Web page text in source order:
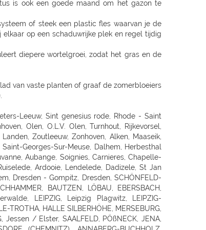
is ook een goede maand om het gazon te
of steek een plastic fles waarvan je de
op een schaduwrijke plek en regel tijdig
diepere wortelgroei, zodat het gras en de
van vaste planten of graaf de zomerbloeiers
TIENGEN, Klettgau, Wutöschingen-Schwerzen, München, MUENCHEN, MÜNCHEN 60 (OBERMENZING), Muenchen-Daglfing, UNTERHACHING, GERMERING, BUCHENDORF-GAUTING, GAUTING, OLCHING-GEISELBULLACH, Planegg-Martinsried, FÜRSTENFELDBRUCK, STARNBERG, WEILHEIM, PENZBERG, PEISSENBERG, MURNAU, WOLFRATSHAUSEN, BRUCKMÜHL, RAUBLING-PFRAUNDORF, STEPHANSKIRCHEN, TRAUNSTEIN, TRAUNREUT, FREILASSING, PIDING, WASSERBURG, BAD TOLZ, MIESBACH, LANDSHUT, DINGOLFING, VILSBIBURG, ECHING/WEIXERAU, PFARRKIRCHEN, SIMBACH, Dorfen, WALDKRAIBURG, BURGHAUSEN, DACHAU, PFAFFENHOFEN, FREISING, Moosburg, ECHING, ERDING, HAAR, POING, PARSDORF, KIRCHSEEON, Brunnthal, UNTERFÖHRING, KRUMBACH, STADTBERGEN, MERING, AICHACH-ECKNACH, DOUNAUWORTH, NEUBURG, WERTINGEN, NÖRDLINGEN, BUCHLOE, SCHWABMÜNCHEN, Klosterlechfeld, LANDSBERG AM LECH, Dießen am Ammersee, SCHONGAU, KEMPTEN, IMMENSTADT, KAUFBEUREN, MARKTOBERDORF, FUSSEN, MAUERSTETTEN, MEMMINGEN, MINDELHEIM, FRIEDRICHSHAFEN, Lindau, RAVENSBURG, WANGEN, Wilhelmsdorf, Grünkraut, Leutkirch, BAD SAULGAU, BIBERACH, Pfullendorf, Überlingen, MARKDORF, LANGENAU-ALBECK, NEU-ULM, ILLERTISSEN, WEISSENHORN, GÜNZBURG, JETTINGEN-SCHEPPACH, DILLINGEN, EHINGEN, Munderkingen, NÜRNBERG, ECKENTAL, ROTHENBACH, SCHWARZENBRUCK, PUSCHENDORF, FÜRTH, ERLANGEN, SCHWABACH, Roth, GREDING, LAUF AN DER PEGNITZ, Hersbruck, HOHENSTADT/POMMELSB., PEGNITZ, FORCHHEIM, HOCHSTADT/AISCH, Hemhofen, BAD WINDSHEIM, DIESPECK, ANSBACH, ROTHENBURG, DINKELSBÜHL, NEUENDETTELSAU, GUNZENHAUSEN, WEISSENBURG, AMBERG, SULZBACH-ROSENBERG, NEUMARKT, SCHWANDORF, OBERFICHTACH, WEIDEN, PRESSATH, BURGLENGENFELD, Nittenau, POLLENRIED, ABENSBERG, CHAM, Willmering, PASSAU, WALDKIRCHEN, DEGGENDORF, GRAFENAU, SELB, NAILA, BINDLACH, MARKTREDWITZ, BAMBERG, Hirschaid, LICHTENFELS, KRONACH, COBURG, WÜRZBURG, UFFENHEIM, HAßFURT, BAD NEUSTADT, KARLSTADT, Frammersbach, Bad Mergentheim, MEININGEN, ERFURT, Rottendorf, Apolda, SÖMMERDA, SONDERSHAUSEN, NORDHAUSEN, EISENACH, Gotha-Schwabhausen, AMMERN BEI MÜHLHAUSEN, LLOFRIU (GIRONA), Harju maakond, BARENTIN, BOURG EN BRESSE, BELLEGARDE, ORNEX, PREVESSIN-MOENS, VIRIAT, ST GENIS POUILLY, LAON, FAYET, SAINT QUENTIN, SOISSONS, BLESMES, CHARMEIL, DOMERAT, GAP, MOUANS-SARTOUX, RUOMS, CHARLEVILLE MEZIERES - LA FRANCHEVILLE, CLIRON, Vivier-au-Court, PAMIERS, LE MERIOT, VILLECHETIF, ST PARRES AUX TERTRES, AUBAGNE, CABRIES, ST MITRE LES REMPARTS, GLOS, LOUVIGNY, EPRON, DEAUVILLE, ROTS, Aurillac, CHAMPNIERS, SOYAUX, SAINTES, PUILBOREAU CEDEX, DOMPIERRE SUR MER, Angoulins sur Mer, VIERZON, SAINT AMAND MONTROND, SAINT GERMAIN DU PUY, DIJON, CHENOVE, ASNIERES LES DIJON, QUETIG